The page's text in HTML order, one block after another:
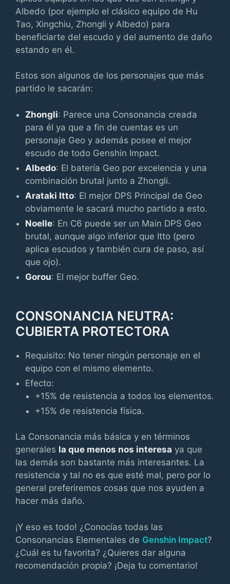
Albedo (por ejemplo el clásico equipo de Hu
Tao, Xingchiu, Zhongli y Albedo) para
beneficiarte del escudo y del aumento de daño
estando en él.
Estos son algunos de los personajes que más
partido le sacarán:
Zhongli: Parece una Consonancia creada
para él ya que a fin de cuentas es un
personaje Geo y además posee el mejor
escudo de todo Genshin Impact.
Albedo: El batería Geo por excelencia y una
combinación brutal junto a Zhongli.
Arataki Itto: El mejor DPS Principal de Geo
obviamente le sacará mucho partido a esto.
Noelle: En C6 puede ser un Main DPS Geo
brutal, aunque algo inferior que Itto (pero
aplica escudos y también cura de paso, así
que ojo).
Gorou: El mejor buffer Geo.
CONSONANCIA NEUTRA:
CUBIERTA PROTECTORA
Requisito: No tener ningún personaje en el
equipo con el mismo elemento.
Efecto:
+15% de resistencia a todos los elementos.
+15% de resistencia física.
La Consonancia más básica y en términos
generales la que menos nos interesa ya que
las demás son bastante más interesantes. La
resistencia y tal no es que esté mal, pero por lo
general preferiremos cosas que nos ayuden a
hacer más daño.
¡Y eso es todo! ¿Conocías todas las
Consonancias Elementales de Genshin Impact?
¿Cuál es tu favorita? ¿Quieres dar alguna
recomendación propia? ¡Deja tu comentario!